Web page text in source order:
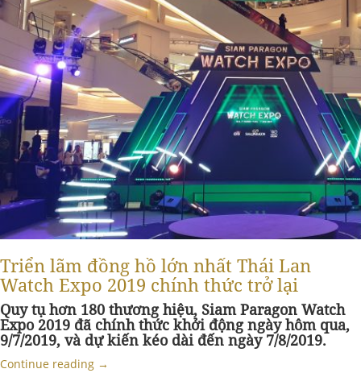
Triển lãm đồng hồ lớn nhất Thái Lan
Watch Expo 2019 chính thức trở lại
Quy tụ hơn 180 thương hiệu, Siam Paragon Watch
Expo 2019 đã chính thức khởi động ngày hôm qua,
9/7/2019, và dự kiến kéo dài đến ngày 7/8/2019.
Continue reading →